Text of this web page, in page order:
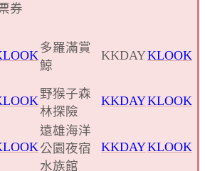
券
多羅滿賞
鯨
KKDAYKLOOK
野猴子森
林探險
KKDAYKLOOK
遠雄海洋
公園夜宿
水族館
KKDAYKLOOK